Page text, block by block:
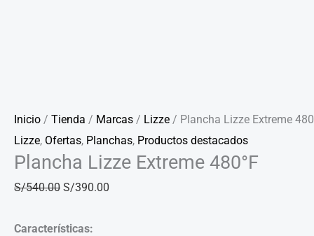
Inicio / Tienda / Marcas / Lizze / Plancha Lizze Extreme
Lizze, Ofertas, Planchas, Productos destacados
Plancha Lizze Extreme 480°F
S/540.00 S/390.00
Características: